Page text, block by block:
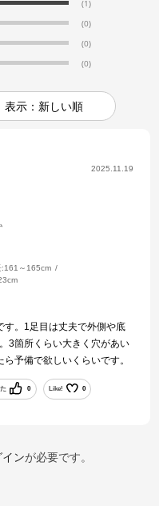
(1)
(0)
(0)
(0)
表示：新しい順
2025.11.19
:161～165cm
す。1足目は丈夫で外側や底
3箇所くらい大きく穴があい
予備で欲しいくらいです。
0 Like! 0
インが必要です。